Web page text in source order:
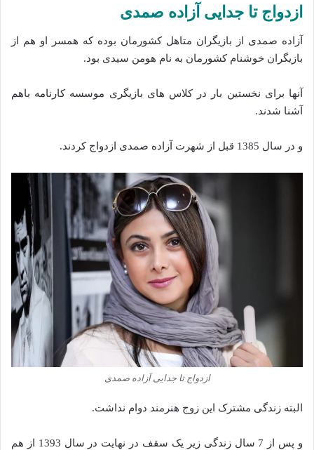
ازدواج تا جدایی آزاده صمدی
آزاده صمدی از بازیگران متاهل کشورمان بوده که همسر او هم از
بازیگران خوشنام کشورمان به نام هومن سیدی بود.
آنها برای نخستین بار در کلاس های بازیگری موسسه کارنامه باهم
آشنا شدند.
و در سال 1385 قبل از شهرت آزاده صمدی ازدواج کردند.
ازدواج تا جدایی آزاده صمدی
البته زندگی مشترک این زوج هنرمند دوام نداشت.
و پس از 7 سال زندگی زیر یک سقف در نهایت در سال 1393 از هم